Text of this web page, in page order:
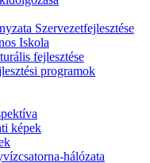
Szervezetfejlesztése
Iskola
fejlesztése
programok
képek
hálózata